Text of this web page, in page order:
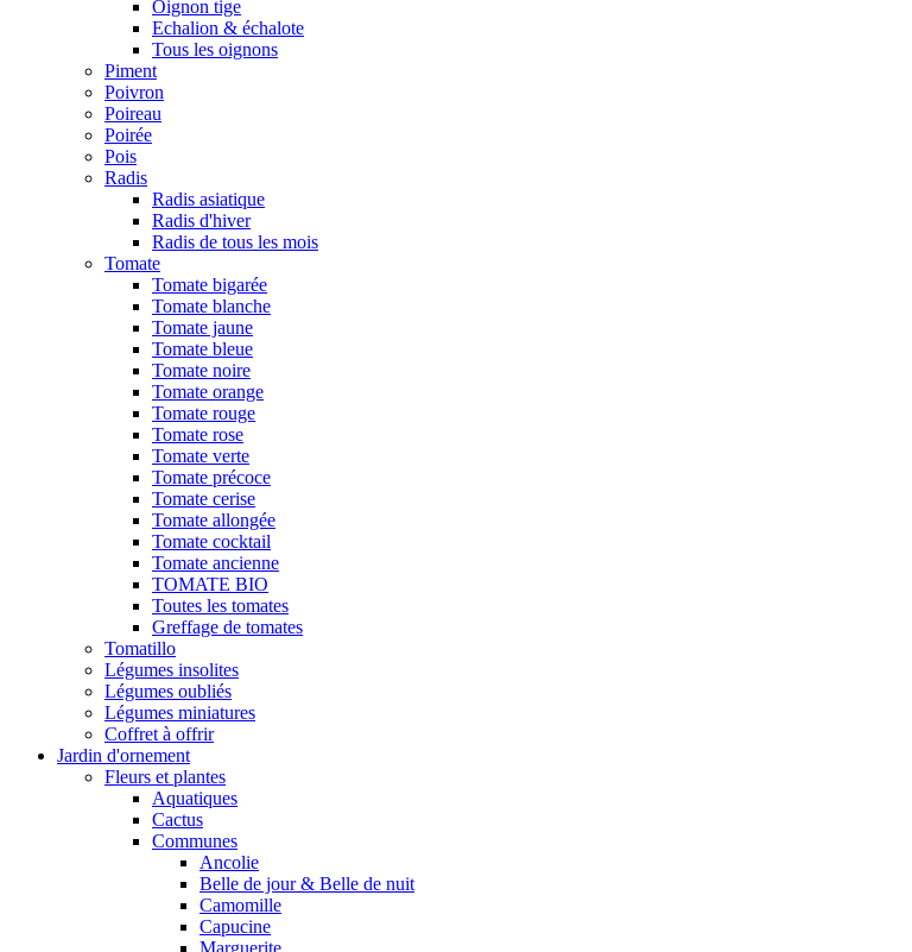
Oignon tige
Echalion & échalote
Tous les oignons
Piment
Poivron
Poireau
Poirée
Pois
Radis
Radis asiatique
Radis d'hiver
Radis de tous les mois
Tomate
Tomate bigarée
Tomate blanche
Tomate jaune
Tomate bleue
Tomate noire
Tomate orange
Tomate rouge
Tomate rose
Tomate verte
Tomate précoce
Tomate cerise
Tomate allongée
Tomate cocktail
Tomate ancienne
TOMATE BIO
Toutes les tomates
Greffage de tomates
Tomatillo
Légumes insolites
Légumes oubliés
Légumes miniatures
Coffret à offrir
Jardin d'ornement
Fleurs et plantes
Aquatiques
Cactus
Communes
Ancolie
Belle de jour & Belle de nuit
Camomille
Capucine
Marguerite